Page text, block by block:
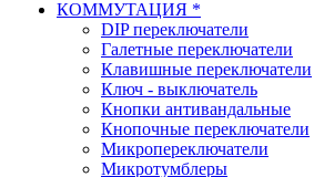
КОММУТАЦИЯ *
DIP переключатели
Галетные переключатели
Клавишные переключатели
Ключ - выключатель
Кнопки антивандальные
Кнопочные переключатели
Микропереключатели
Микротумблеры